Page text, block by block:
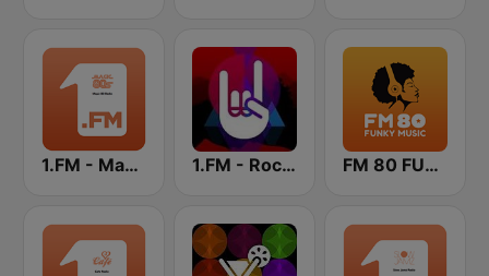
1.FM - Magic 80 1.FM - Rock Classics FM 80 FUNKY MUSIC